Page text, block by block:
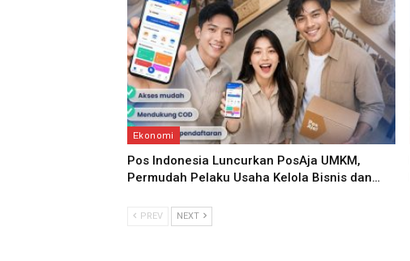
Ekonomi
Pos Indonesia Luncurkan PosAja UMKM,
Permudah Pelaku Usaha Kelola Bisnis dan…
PREV NEXT